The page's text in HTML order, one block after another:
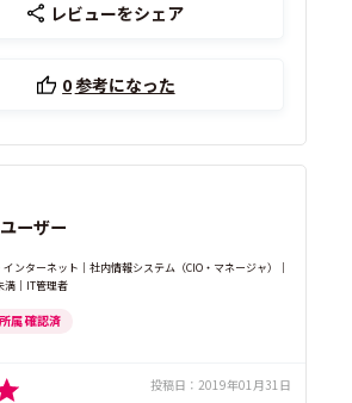
レビューをシェア
0参考になった
ーザー
ンターネット｜社内情報システム（CIO・マネージャ）｜
満｜IT管理者
属 確認済
投稿日： 2019年01月31日